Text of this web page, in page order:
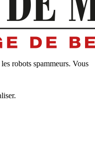
robots spammeurs. Vous